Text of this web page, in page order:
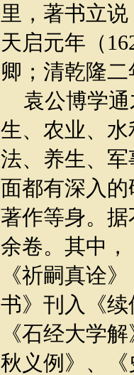
里，著书立
天启元年（
卿；清乾隆二
袁公博学通
生、农业、
法、养生、
面都有深入
著作等身。
余卷。其中
《祈嗣真诠
书》刊入《
《石经大学
秋义例》、